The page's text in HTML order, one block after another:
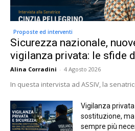
Proposte ed interventi
Sicurezza nazionale,
vigilanza privata: le sfide
Alina Corradini - 4 Agosto 2026
In questa intervista ad ASSIV, la
Vigilanza
sostituzione,
sempre più